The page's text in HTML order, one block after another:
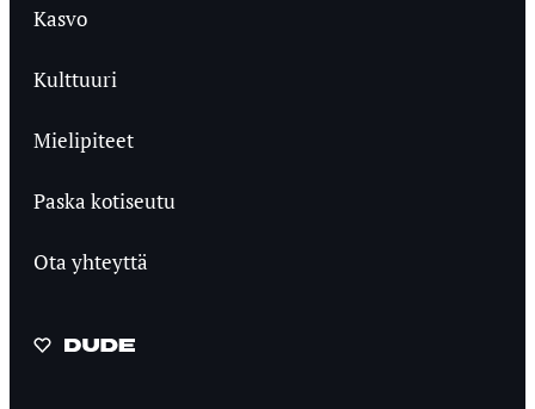
Kasvo
Kulttuuri
Mielipiteet
Paska kotiseutu
Ota yhteyttä